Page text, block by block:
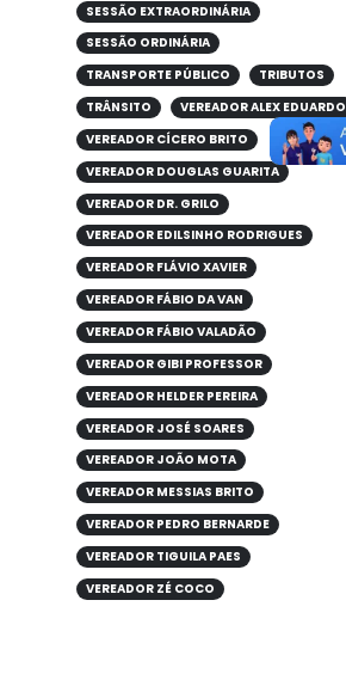
SESSÃO EXTRAORDINÁRIA
SESSÃO ORDINÁRIA
TRANSPORTE PÚBLICO
TRIBUTOS
TRÂNSITO
VEREADOR ALEX EDUARDO
VEREADOR CÍCERO BRITO
VEREADOR DOUGLAS GUARITA
VEREADOR DR. GRILO
VEREADOR EDILSINHO RODRIGUES
VEREADOR FLÁVIO XAVIER
VEREADOR FÁBIO DA VAN
VEREADOR FÁBIO VALADÃO
VEREADOR GIBI PROFESSOR
VEREADOR HELDER PEREIRA
VEREADOR JOSÉ SOARES
VEREADOR JOÃO MOTA
VEREADOR MESSIAS BRITO
VEREADOR PEDRO BERNARDE
VEREADOR TIGUILA PAES
VEREADOR ZÉ COCO